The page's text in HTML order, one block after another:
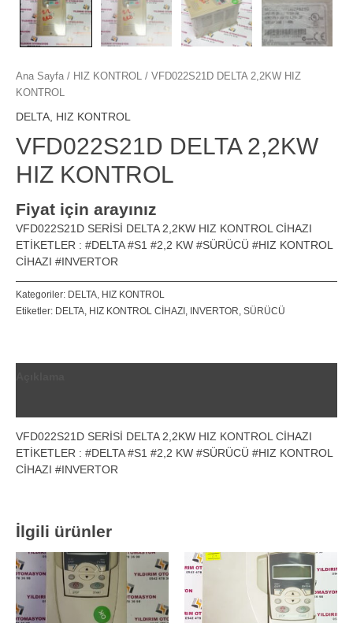
Ana Sayfa / HIZ KONTROL / VFD022S21D DELTA 2,2KW HIZ
KONTROL
DELTA HIZ KONTROL
VFD022S21D DELTA 2,2KW
HIZ KONTROL
Fiyat için arayınız
VFD022S21D SERİSİ DELTA 2,2KW HIZ KONTROL CİHAZI
ETİKETLER : #DELTA #S1 #2,2 KW #SÜRÜCÜ #HIZ KONTROL
CİHAZI #INVERTOR
Kategoriler: DELTA, HIZ KONTROL
Etiketler: DELTA, HIZ KONTROL CİHAZI , INVERTOR, SÜRÜCÜ
VFD022S21D SERİSİ DELTA 2,2KW HIZ KONTROL CİHAZI
ETİKETLER : #DELTA #S1 #2,2 KW #SÜRÜCÜ #HIZ KONTROL
CİHAZI #INVERTOR
İlgili ürünler